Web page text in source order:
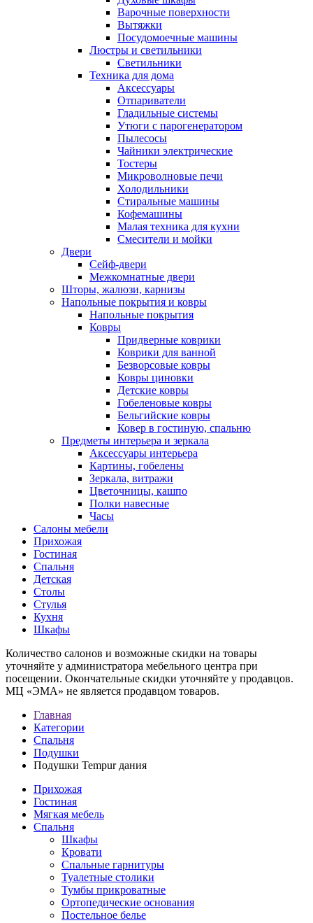
Варочные поверхности
Вытяжки
Посудомоечные машины
Люстры и светильники
Светильники
Техника для дома
Аксессуары
Отпариватели
Гладильные системы
Утюги с парогенератором
Пылесосы
Чайники электрические
Тостеры
Микроволновые печи
Холодильники
Стиральные машины
Кофемашины
Малая техника для кухни
Смесители и мойки
Двери
Сейф-двери
Межкомнатные двери
Шторы, жалюзи, карнизы
Напольные покрытия и ковры
Напольные покрытия
Ковры
Придверные коврики
Коврики для ванной
Безворсовые ковры
Ковры циновки
Детские ковры
Гобеленовые ковры
Бельгийские ковры
Ковер в гостиную, спальню
Предметы интерьера и зеркала
Аксессуары интерьера
Картины, гобелены
Зеркала, витражи
Цветочницы, кашпо
Полки навесные
Часы
Салоны мебели
Прихожая
Гостиная
Спальня
Детская
Столы
Стулья
Кухня
Шкафы
Количество салонов и возможные скидки на товары
уточняйте у администратора мебельного центра при
посещении. Окончательные скидки уточняйте у продавцов.
МЦ «ЭМА» не является продавцом товаров.
Главная
Категории
Спальня
Подушки
Подушки Tempur дания
Прихожая
Гостиная
Мягкая мебель
Спальня
Шкафы
Кровати
Спальные гарнитуры
Туалетные столики
Тумбы прикроватные
Ортопедические основания
Постельное белье